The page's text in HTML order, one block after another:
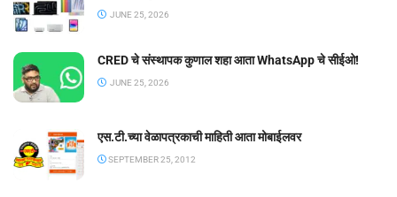
JUNE 25, 2026
CRED चे संस्थापक कुणाल शहा आता WhatsApp चे सीईओ!
JUNE 25, 2026
एस.टी.च्या वेळापत्रकाची माहिती आता मोबाईलवर
SEPTEMBER 25, 2012